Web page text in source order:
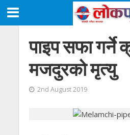
पाइप सफा गर्ने
मजदुरको मृत्यु
2nd August 2019